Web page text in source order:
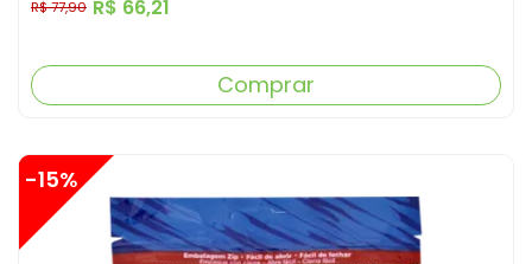
R$ 66,21
R$ 77,90
Comprar
-15%